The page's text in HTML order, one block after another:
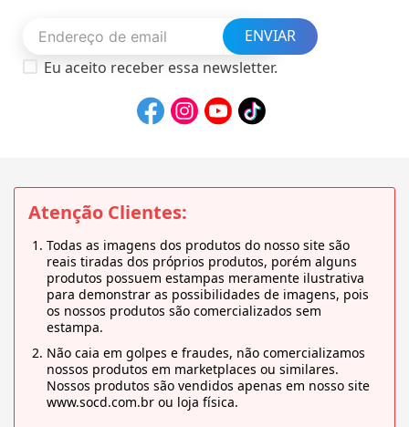
ENVIAR
Eu aceito receber essa newsletter.
Atenção Clientes:
Todas as imagens dos produtos do nosso site são
reais tiradas dos próprios produtos, porém alguns
produtos possuem estampas meramente ilustrativa
para demonstrar as possibilidades de imagens, pois
os nossos produtos são comercializados sem
estampa.
Não caia em golpes e fraudes, não comercializamos
nossos produtos em marketplaces ou similares.
Nossos produtos são vendidos apenas em nosso site
www.socd.com.br ou loja física.